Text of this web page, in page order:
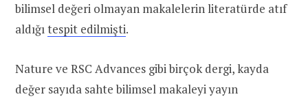
bilimsel değeri olmayan makalelerin literatürde atıf
aldığıtespit edilmişti.
Nature ve RSC Advances gibi birçok dergi, kayda
değer sayıda sahte bilimsel makaleyi yayın